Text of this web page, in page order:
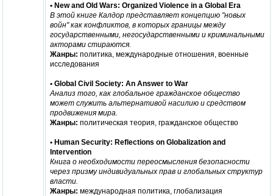
• New and Old Wars: Organized Violence in a Global Era
В этой книге Калдор представляет концепцию "новых
войн" как конфликтов, в которых границы между
государственными, негосударственными и криминальными
акторами стираются.
Жанры: политика, международные отношения, военные
исследования
• Global Civil Society: An Answer to War
Анализ того, как глобальное гражданское общество
может служить альтернативой насилию и средством
продвижения мира.
Жанры: политическая теория, гражданское общество
• Human Security: Reflections on Globalization and
Intervention
Книга о необходимости переосмысления безопасности
через призму индивидуальных прав и глобальных структур
власти.
Жанры: международная политика, глобализация